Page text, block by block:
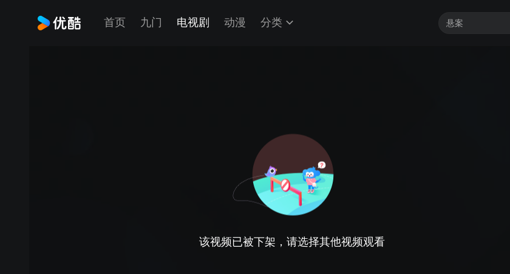
首页 九门 电视剧 动漫 分类
该视频已被下架，请选择其他视频观看